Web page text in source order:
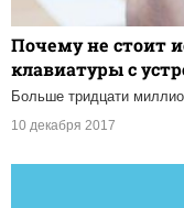
Почему не стоит
клавиатуры с
Больше тридцати
10 декабря 2017